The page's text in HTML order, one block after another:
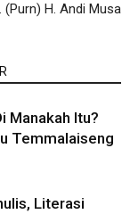
(Purn) H. Andi Musa
Manakah Itu?
Temmalaiseng
Literasi